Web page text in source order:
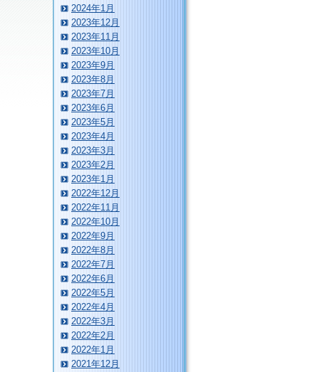
2024年1月
2023年12月
2023年11月
2023年10月
2023年9月
2023年8月
2023年7月
2023年6月
2023年5月
2023年4月
2023年3月
2023年2月
2023年1月
2022年12月
2022年11月
2022年10月
2022年9月
2022年8月
2022年7月
2022年6月
2022年5月
2022年4月
2022年3月
2022年2月
2022年1月
2021年12月